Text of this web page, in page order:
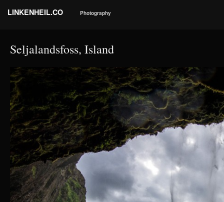
LINKENHEIL.CO Photography
Seljalandsfoss, Island